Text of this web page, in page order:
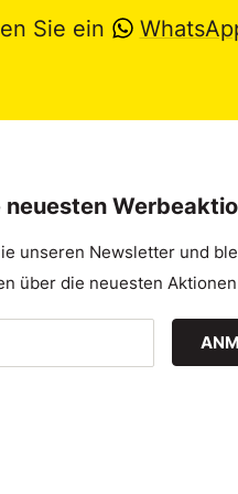
Sie ein
neuesten
unseren Newsletter und
über die neuesten Aktionen